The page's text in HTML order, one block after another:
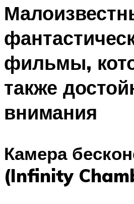
фильмы,
также
внимания
Камера
(Infinity